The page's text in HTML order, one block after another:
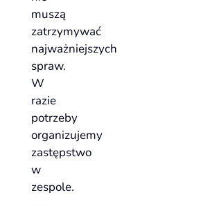
muszą
zatrzymywać
najważniejszych
spraw.
W
razie
potrzeby
organizujemy
zastępstwo
w
zespole.